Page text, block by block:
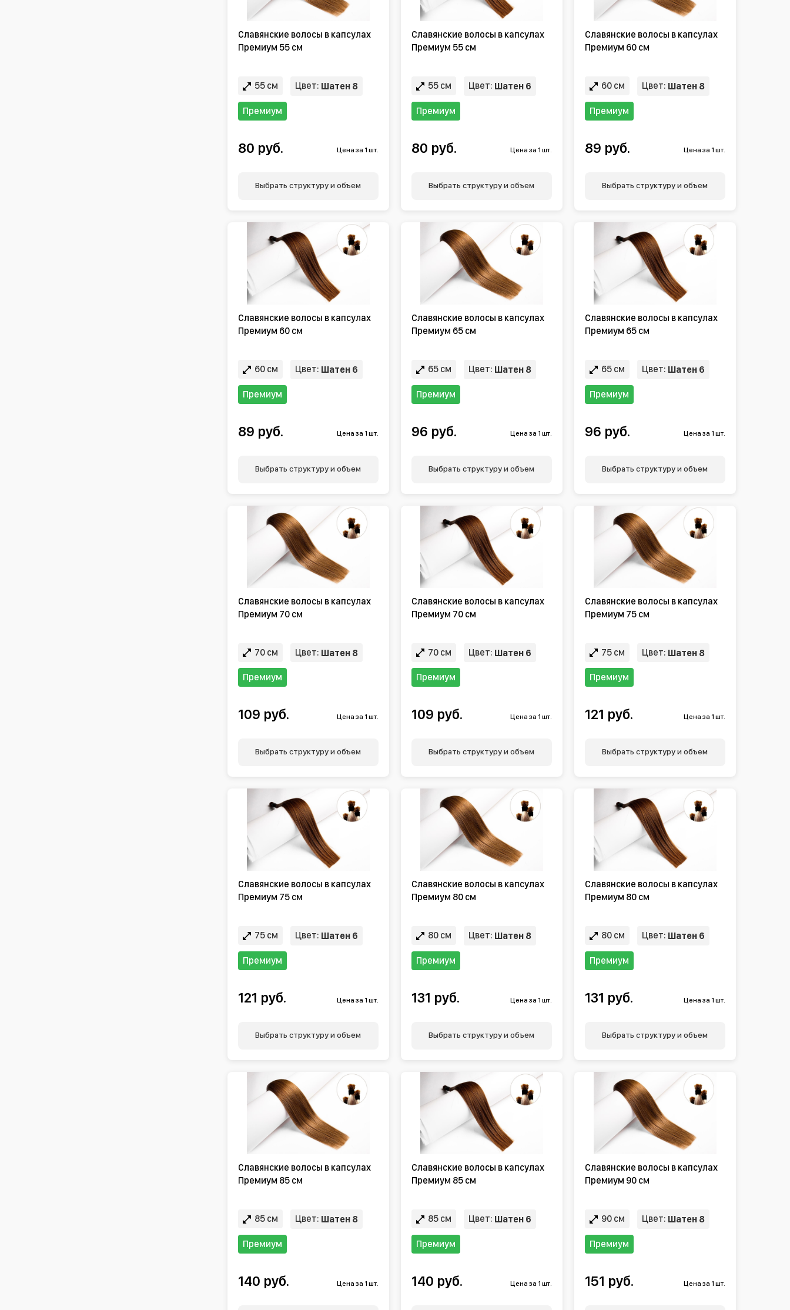
Славянские волосы в капсулах
Премиум 55 см
55 см Цвет: Шатен 8
Премиум
80 руб. Цена за 1 шт.
Выбрать структуру и объем
Славянские волосы в капсулах
Премиум 55 см
55 см Цвет: Шатен 6
Премиум
80 руб. Цена за 1 шт.
Выбрать структуру и объем
Славянские волосы в капсулах
Премиум 60 см
60 см Цвет: Шатен 8
Премиум
89 руб. Цена за 1 шт.
Выбрать структуру и объем
Славянские волосы в капсулах
Премиум 60 см
60 см Цвет: Шатен 6
Премиум
89 руб. Цена за 1 шт.
Выбрать структуру и объем
Славянские волосы в капсулах
Премиум 65 см
65 см Цвет: Шатен 8
Премиум
96 руб. Цена за 1 шт.
Выбрать структуру и объем
Славянские волосы в капсулах
Премиум 65 см
65 см Цвет: Шатен 6
Премиум
96 руб. Цена за 1 шт.
Выбрать структуру и объем
Славянские волосы в капсулах
Премиум 70 см
70 см Цвет: Шатен 8
Премиум
109 руб. Цена за 1 шт.
Выбрать структуру и объем
Славянские волосы в капсулах
Премиум 70 см
70 см Цвет: Шатен 6
Премиум
109 руб. Цена за 1 шт.
Выбрать структуру и объем
Славянские волосы в капсулах
Премиум 75 см
75 см Цвет: Шатен 8
Премиум
121 руб. Цена за 1 шт.
Выбрать структуру и объем
Славянские волосы в капсулах
Премиум 75 см
75 см Цвет: Шатен 6
Премиум
121 руб. Цена за 1 шт.
Выбрать структуру и объем
Славянские волосы в капсулах
Премиум 80 см
80 см Цвет: Шатен 8
Премиум
131 руб. Цена за 1 шт.
Выбрать структуру и объем
Славянские волосы в капсулах
Премиум 80 см
80 см Цвет: Шатен 6
Премиум
131 руб. Цена за 1 шт.
Выбрать структуру и объем
Славянские волосы в капсулах
Премиум 85 см
85 см Цвет: Шатен 8
Премиум
140 руб. Цена за 1 шт.
Славянские волосы в капсулах
Премиум 85 см
85 см Цвет: Шатен 6
Премиум
140 руб. Цена за 1 шт.
Славянские волосы в капсулах
Премиум 90 см
90 см Цвет: Шатен 8
Премиум
151 руб. Цена за 1 шт.